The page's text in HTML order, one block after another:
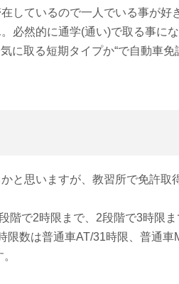
しているので一人でいる事が好
必然的に通学(通い)で取る事にな
に取る短期タイプか“で自動車免
と思いますが、教習所で免許取
で2時限まで、2段階で3時限ま
数は普通車AT/31時限、普通